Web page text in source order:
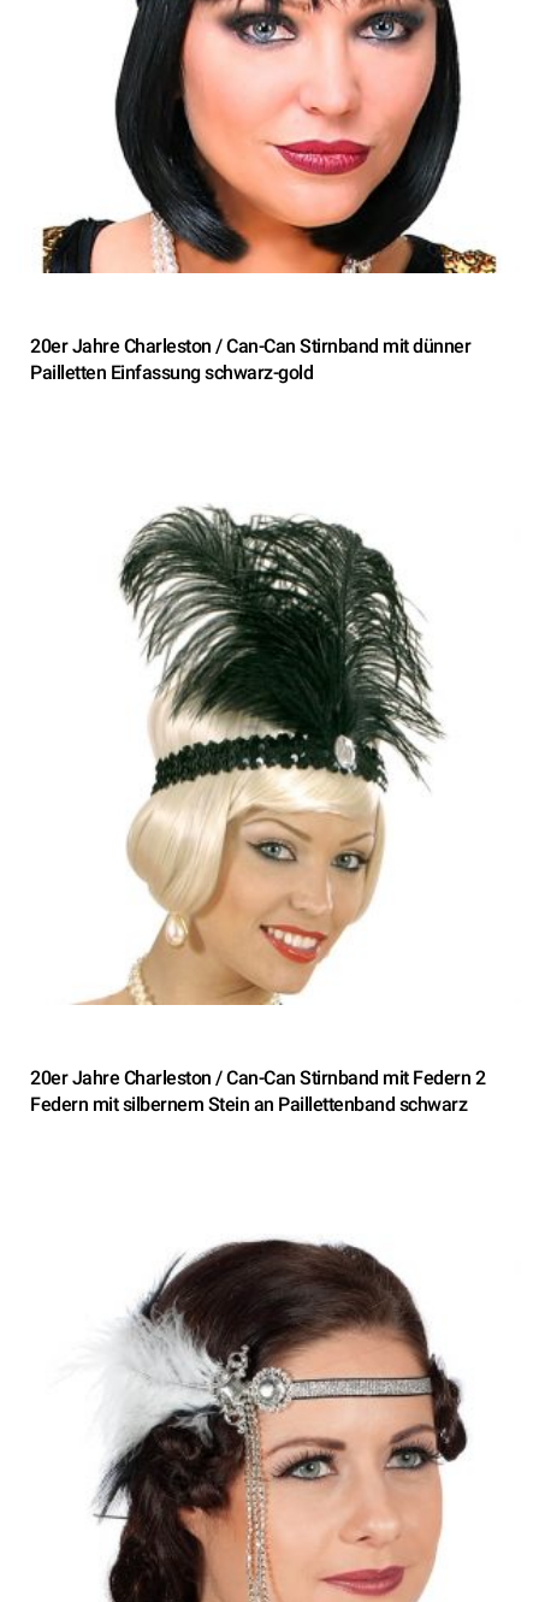
20er Jahre Charleston / Can-Can Stirnband mit dünner
Pailletten Einfassung schwarz-gold
20er Jahre Charleston / Can-Can Stirnband mit Federn 2
Federn mit silbernem Stein an Paillettenband schwarz